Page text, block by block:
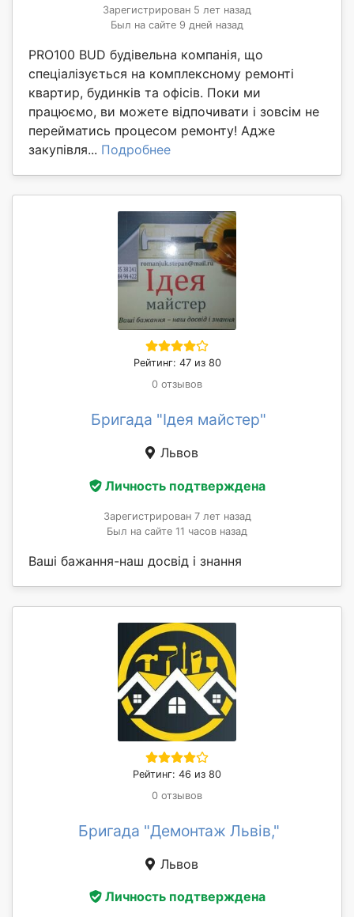
Зарегистрирован 5 лет назад
Был на сайте 9 дней назад
PRO100 BUD будівельна компанія, що
спеціалізується на комплексному ремонті
квартир, будинків та офісів. Поки ми
працюємо, ви можете відпочивати і зовсім не
перейматись процесом ремонту! Адже
закупівля... Подробнее
Рейтинг: 47 из 80
0 отзывов
Бригада "Ідея майстер"
Львов
Личность подтверждена
Зарегистрирован 7 лет назад
Был на сайте 11 часов назад
Ваші бажання-наш досвід і знання
Рейтинг: 46 из 80
0 отзывов
Бригада "Демонтаж Львів,"
Львов
Личность подтверждена